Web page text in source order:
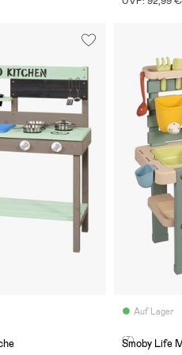
Auf Lager
(7)
Smoby Life